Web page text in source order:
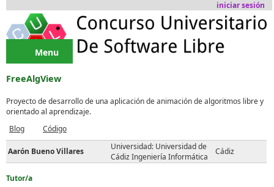
iniciar sesión
Menu
FreeAlgView
Proyecto de desarrollo de una aplicación de animación de algoritmos libre y
orientado al aprendizaje.
Blog
Código
Aarón Bueno Villares
Universidad: Universidad de
Cádiz Ingeniería Informática
Cádiz
Tutor/a